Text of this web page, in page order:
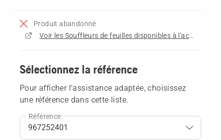
Produit abandonné
Voir les Souffleurs de feuilles disponibles à l'achat
Sélectionnez la référence
Pour afficher l'assistance adaptée, choisissez
une référence dans cette liste.
Référence: